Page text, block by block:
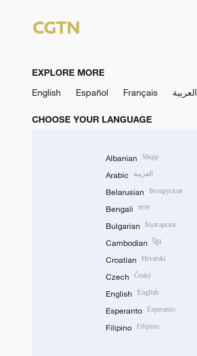
EXPLORE MORE
English
Español Français العربية
CHOOSE YOUR LANGUAGE
Albanian Shqip
Arabic العربية
Belarusian Беларуская
Bengali বাংলা
Bulgarian Български
Cambodian ខ្មែរ
Croatian Hrvatski
Czech Český
English English
Esperanto Esperanto
Filipino Filipino